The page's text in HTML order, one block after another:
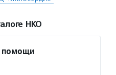
НКО
помощи